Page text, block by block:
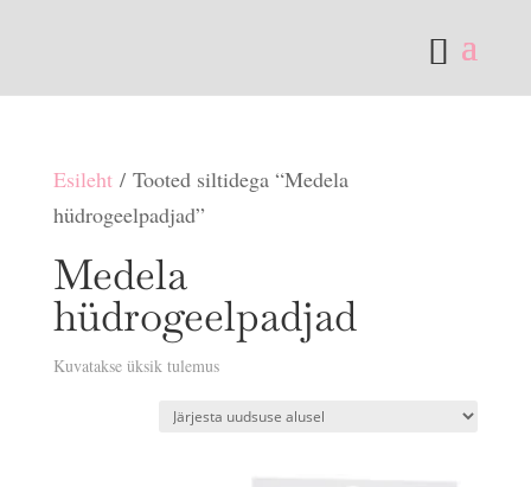
Esileht/ Tooted siltidega “Medela
hüdrogeelpadjad”
Medela
hüdrogeelpadjad
Kuvatakse üksik tulemus